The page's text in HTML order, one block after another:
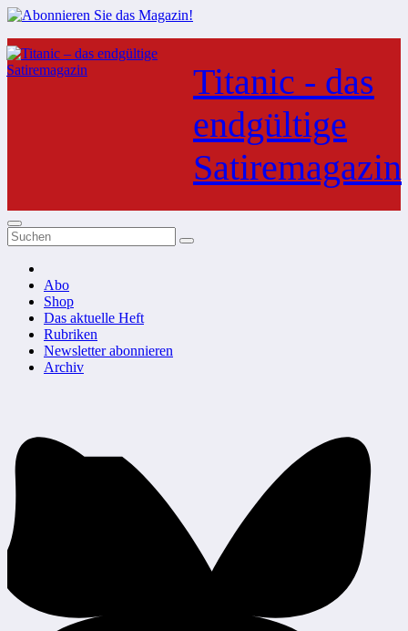
Zum
Inhalt
springen
Titanic - das
endgültige
Satiremagazin
Abo
Shop
Das aktuelle Heft
Rubriken
Newsletter abonnieren
Archiv